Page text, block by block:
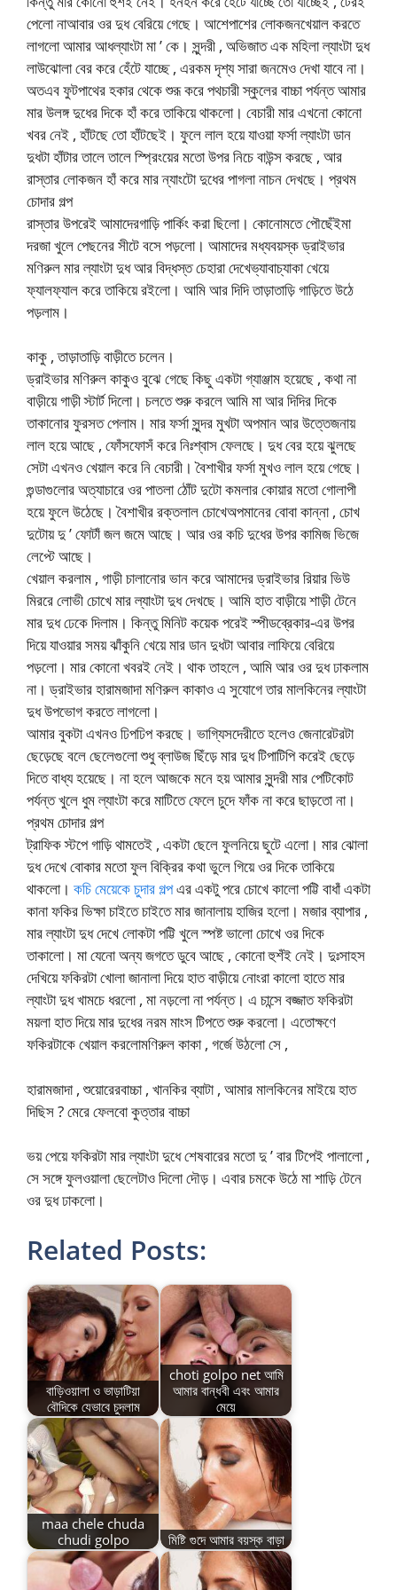
পেলো নাআবার ওর দুধ বেরিয়ে গেছে। আশেপাশের লোকজনখেয়াল করতে
লাগলো আমার আধল্যাংটা মা ’ কে। সুন্দরী , অভিজাত এক মহিলা ল্যাংটা দুধ
লাউঝোলা বের করে হেঁটে যাচ্ছে , এরকম দৃশ্য সারা জনমেও দেখা যাবে না।
অতএব ফুটপাথের হকার থেকে শুরূ করে পথচারী স্কুলের বাচ্চা পর্যন্ত আমার
মার উলঙ্গ দুধের দিকে হাঁ করে তাকিয়ে থাকলো। বেচারী মার এখনো কোনো
খবর নেই , হাঁটছে তো হাঁটছেই। ফুলে লাল হয়ে যাওয়া ফর্সা ল্যাংটা ডান
দুধটা হাঁটার তালে তালে স্প্রিংয়ের মতো উপর নিচে বাউন্স করছে , আর
রাস্তার লোকজন হাঁ করে মার ন্যাংটো দুধের পাগলা নাচন দেখছে। প্রথম
চোদার গল্প
রাস্তার উপরেই আমাদেরগাড়ি পার্কিং করা ছিলো। কোনোমতে পৌছেঁইমা
দরজা খুলে পেছনের সীটে বসে পড়লো। আমাদের মধ্যবয়স্ক ড্রাইভার
মণিরুল মার ল্যাংটা দুধ আর বিদ্ধস্ত চেহারা দেখেভ্যাবাচ্যাকা খেয়ে
ফ্যালফ্যাল করে তাকিয়ে রইলো। আমি আর দিদি তাড়াতাড়ি গাড়িতে উঠে
পড়লাম।
কাকু , তাড়াতাড়ি বাড়ীতে চলেন।
ড্রাইভার মণিরুল কাকুও বুঝে গেছে কিছু একটা গ্যাঞ্জাম হয়েছে , কথা না
বাড়ীয়ে গাড়ী স্টার্ট দিলো। চলতে শুরু করলে আমি মা আর দিদির দিকে
তাকানোর ফুরসত পেলাম। মার ফর্সা সুন্দর মুখটা অপমান আর উত্তেজনায়
লাল হয়ে আছে , ফোঁসফোসঁ করে নিঃশ্বাস ফেলছে। দুধ বের হয়ে ঝুলছে
সেটা এখনও খেয়াল করে নি বেচারী। বৈশাখীর ফর্সা মুখও লাল হয়ে গেছে।
গুন্ডাগুলোর অত্যাচারে ওর পাতলা ঠোঁট দুটো কমলার কোয়ার মতো গোলাপী
হয়ে ফুলে উঠেছে। বৈশাখীর রক্তলাল চোখেঅপমানের বোবা কান্না , চোখ
দুটোয় দু ’ ফোটাঁ জল জমে আছে। আর ওর কচি দুধের উপর কামিজ ভিজে
লেপ্টে আছে।
খেয়াল করলাম , গাড়ী চালানোর ভান করে আমাদের ড্রাইভার রিয়ার ভিউ
মিররে লোভী চোখে মার ল্যাংটা দুধ দেখছে। আমি হাত বাড়ীয়ে শাড়ী টেনে
মার দুধ ঢেকে দিলাম। কিন্তু মিনিট কয়েক পরেই স্পীডব্রেকার-এর উপর
দিয়ে যাওয়ার সময় ঝাঁকুনি খেয়ে মার ডান দুধটা আবার লাফিয়ে বেরিয়ে
পড়লো। মার কোনো খবরই নেই। থাক তাহলে , আমি আর ওর দুধ ঢাকলাম
না। ড্রাইভার হারামজাদা মণিরুল কাকাও এ সুযোগে তার মালকিনের ল্যাংটা
দুধ উপভোগ করতে লাগলো।
আমার বুকটা এখনও ঢিপঢিপ করছে। ভাগ্যিসদেরীতে হলেও জেনারেটরটা
ছেড়েছে বলে ছেলেগুলো শুধু ব্লাউজ ছিঁড়ে মার দুধ টিপাটিপি করেই ছেড়ে
দিতে বাধ্য হয়েছে। না হলে আজকে মনে হয় আমার সুন্দরী মার পেটিকোট
পর্যন্ত খুলে ধুম ল্যাংটা করে মাটিতে ফেলে চুদে ফাঁক না করে ছাড়তো না।
প্রথম চোদার গল্প
ট্রাফিক স্টপে গাড়ি থামতেই , একটা ছেলে ফুলনিয়ে ছুটে এলো। মার ঝোলা
দুধ দেখে বোকার মতো ফুল বিক্রির কথা ভুলে গিয়ে ওর দিকে তাকিয়ে
থাকলো। কচি মেয়েকে চুদার গল্পএর একটু পরে চোখে কালো পট্টি বাধাঁ একটা
কানা ফকির ভিক্ষা চাইতে চাইতে মার জানালায় হাজির হলো। মজার ব্যাপার ,
মার ল্যাংটা দুধ দেখে লোকটা পট্টি খুলে স্পষ্ট ভালো চোখে ওর দিকে
তাকালো। মা যেনো অন্য জগতে ডুবে আছে , কোনো হুশঁই নেই। দুঃসাহস
দেখিয়ে ফকিরটা খোলা জানালা দিয়ে হাত বাড়ীয়ে নোংরা কালো হাতে মার
ল্যাংটা দুধ খামচে ধরলো , মা নড়লো না পর্যন্ত। এ চান্সে বজ্জাত ফকিরটা
ময়লা হাত দিয়ে মার দুধের নরম মাংস টিপতে শুরু করলো। এতোক্ষণে
ফকিরটাকে খেয়াল করলোমণিরুল কাকা , গর্জে উঠলো সে ,
হারামজাদা , শুয়োরেরবাচ্চা , খানকির ব্যাটা , আমার মালকিনের মাইয়ে হাত
দিছিস ? মেরে ফেলবো কুত্তার বাচ্চা
ভয় পেয়ে ফকিরটা মার ল্যাংটা দুধে শেষবারের মতো দু ’ বার টিপেই পালালো ,
সে সঙ্গে ফুলওয়ালা ছেলেটাও দিলো দৌড়। এবার চমকে উঠে মা শাড়ি টেনে
ওর দুধ ঢাকলো।
Related Posts:
বাড়িওয়ালা ও ভাড়াটিয়া
বৌদিকে যেভাবে চুদলাম
choti golpo net আমি
আমার বান্ধবী এবং আমার
মেয়ে
maa chele chuda
chudi golpo
মিষ্টি গুদে আমার বয়স্ক বাড়া